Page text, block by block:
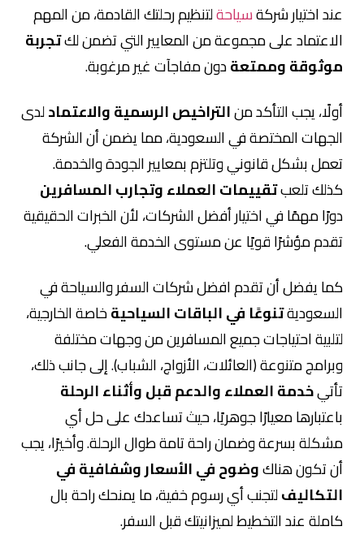
عند اختيار شركةسياحةلتنظيم رحلتك القادمة، من المهم
الاعتماد على مجموعة من المعايير التي تضمن لكتجربة
موثوقة وممتعةدون مفاجآت غير مرغوبة.
أولًا، يجب التأكد منالتراخيص الرسمية والاعتمادلدى
الجهات المختصة في السعودية، مما يضمن أن الشركة
تعمل بشكل قانوني وتلتزم بمعايير الجودة والخدمة.
كذلك تلعبتقييمات العملاء وتجارب المسافرين
دورًا مهمًا في اختيار أفضل الشركات، لأن الخبرات الحقيقية
تقدم مؤشرًا قويًا عن مستوى الخدمة الفعلي.
كما يفضل أن تقدم افضل شركات السفر والسياحة في
السعوديةتنوعًا في الباقات السياحيةخاصة الخارجية،
لتلبية احتياجات جميع المسافرين من وجهات مختلفة
وبرامج متنوعة (العائلات، الأزواج، الشباب). إلى جانب ذلك،
تأتيخدمة العملاء والدعم قبل وأثناء الرحلة
باعتبارها معيارًا جوهريًا، حيث تساعدك على حل أي
مشكلة بسرعة وضمان راحة تامة طوال الرحلة. وأخيرًا، يجب
أن تكون هناكوضوح في الأسعار وشفافية في
التكاليفلتجنب أي رسوم خفية، ما يمنحك راحة بال
كاملة عند التخطيط لميزانيتك قبل السفر.